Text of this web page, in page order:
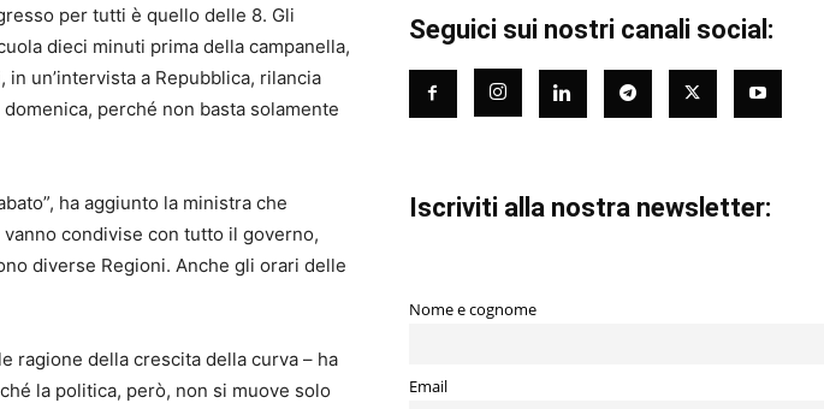
per tutti è quello delle 8. Gli
dieci minuti prima della campanella,
un’intervista a Repubblica, rilancia
perché non basta solamente
ha aggiunto la ministra che
condivise con tutto il governo,
diverse Regioni. Anche gli orari delle
ragione della crescita della curva – ha
la politica, però, non si muove solo
Seguici sui nostri canali social:
Iscriviti alla nostra newsletter:
Nome e cognome
Email